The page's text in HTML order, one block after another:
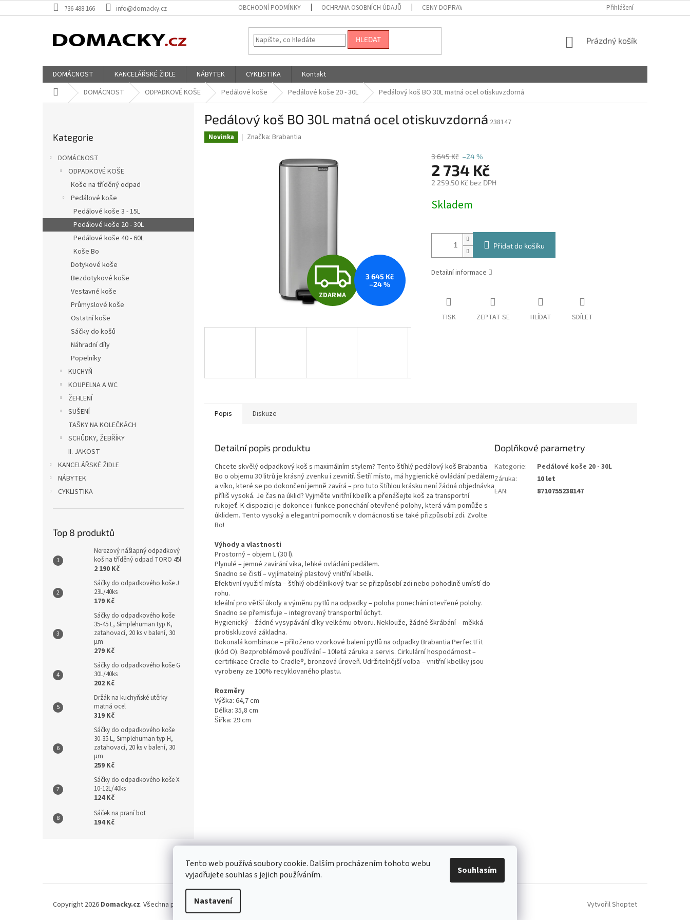
Tento web používá soubory cookie. Dalším procházením tohoto webu
vyjadřujete souhlas s jejich používáním.
Nastavení
Souhlasím
na
736 488 166 info@domacky.cz OBCHODNÍ PODMÍNKY OCHRANA OSOBNÍCH ÚDAJŮ CENY DOPRAVY Přihlášení
HLEDAT
NÁKUPNÍ
Prázdný košík
DOMÁCNOST KANCELÁŘSKÉ ŽIDLE NÁBYTEK CYKLISTIKA
Kontakt
Domů DOMÁCNOST ODPADKOVÉ KOŠE Pedálové koše Pedálové koše 20 - 30L Pedálový koš BO 30L matná ocel otiskuvzdorná
a
n
kategorie
Kategorie
DOMÁCNOST
ODPADKOVÉ KOŠE
Koše na tříděný odpad
Pedálové koše
Pedálové koše 3 - 15L
Pedálové koše 20 - 30L
Pedálové koše 40 - 60L
Koše Bo
Dotykové koše
Bezdotykové koše
Vestavné koše
Průmyslové koše
Ostatní koše
Sáčky do košů
Náhradní díly
Popelníky
KUCHYŇ
KOUPELNA A WC
ŽEHLENÍ
SUŠENÍ
TAŠKY NA KOLEČKÁCH
SCHŮDKY, ŽEBŘÍKY
II. JAKOST
KANCELÁŘSKÉ ŽIDLE
NÁBYTEK
CYKLISTIKA
Top 8 produktů
Nerezový nášlapný odpadkový
koš na tříděný odpad TORO 45l
2 190 Kč
Sáčky do odpadkového koše J
23L/40ks
179 Kč
Sáčky do odpadkového koše
35-45 L, Simplehuman typ K,
zatahovací, 20 ks v balení, 30
µm
279 Kč
Sáčky do odpadkového koše G
30L/40ks
202 Kč
Držák na kuchyňské utěrky
matná ocel
319 Kč
Sáčky do odpadkového koše
30-35 L, Simplehuman typ H,
zatahovací, 20 ks v balení, 30
µm
259 Kč
Sáčky do odpadkového koše X
10-12L/40ks
124 Kč
Sáček na praní bot
194 Kč
Pedálový koš BO 30L matná ocel otiskuvzdorná 238147
Novinka Značka: Brabantia
Z
D
R
A
ZDARMA
3 645 Kč
–24 %
3 645 Kč –24 %
2 734 Kč
2 259,50 Kč bez DPH
cena:
Skladem
Přidat do košíku
Detailní informace
TISK ZEPTAT SE HLÍDAT SDÍLET
Popis Diskuze
Detailní popis produktu
Chcete skvělý odpadkový koš s maximálním stylem? Tento štíhlý pedálový koš Brabantia
Bo o objemu 30 litrů je krásný zvenku i zevnitř. Šetří místo, má hygienické ovládání pedálem
a víko, které se po dokončení jemně zavírá – pro tuto štíhlou krásku není žádná objednávka
příliš vysoká. Je čas na úklid? Vyjměte vnitřní kbelík a přenášejte koš za transportní
rukojeť. K dispozici je dokonce i funkce ponechání otevřené polohy, která vám pomůže s
úklidem. Tento vysoký a elegantní pomocník v domácnosti se také přizpůsobí zdi. Zvolte
Bo!
Výhody a vlastnosti
Prostorný – objem L (30 l).
Plynulé – jemné zavírání víka, lehké ovládání pedálem.
Snadno se čistí – vyjímatelný plastový vnitřní kbelík.
Efektivní využití místa – štíhlý obdélníkový tvar se přizpůsobí zdi nebo pohodlně umístí do
rohu.
Ideální pro větší úkoly a výměnu pytlů na odpadky – poloha ponechání otevřené polohy.
Snadno se přemisťuje – integrovaný transportní úchyt.
Hygienický – žádné vysypávání díky velkému otvoru. Neklouže, žádné škrábání – měkká
protiskluzová základna.
Dokonalá kombinace – přiloženo vzorkové balení pytlů na odpadky Brabantia PerfectFit
(kód O). Bezproblémové používání – 10letá záruka a servis. Cirkulární hospodárnost –
certifikace Cradle-to-Cradle®, bronzová úroveň. Udržitelnější volba – vnitřní kbelíky jsou
vyrobeny ze 100% recyklovaného plastu.
Rozměry
Výška: 64,7 cm
Délka: 35,8 cm
Šířka: 29 cm
Doplňkové parametry
Kategorie:
Pedálové koše 20 - 30L
Záruka:
10 let
EAN: 8710755238147
Kontakt / Obchodní podmínky / Ochrana osobních údajů / Reklamace / Výměna, vrácení zboží
Vytvořil Shoptet
Copyright 2026 Domacky.cz. Všechna práva vyhrazena.Upravit nastavení cookies